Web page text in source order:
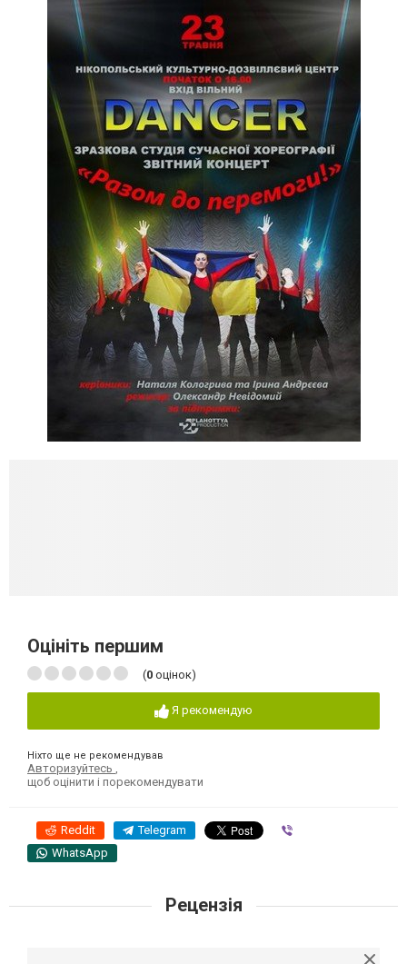
Оцініть першим
(0 оцінок)
Я рекомендую
Ніхто ще не рекомендував
Авторизуйтесь
щоб оцінити і порекомендувати
Reddit Telegram
WhatsApp
Рецензія